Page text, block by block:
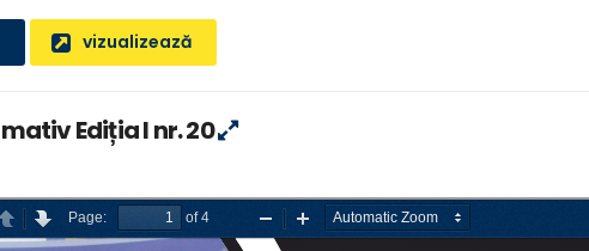
vizualizează
Ediția I nr. 20